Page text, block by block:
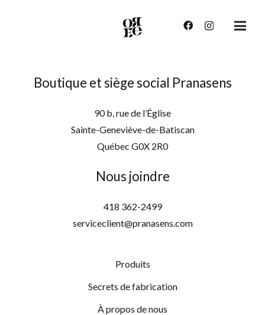
Boutique et siège social Pranasens
90 b, rue de l’Église
Sainte-Geneviève-de-Batiscan
Québec G0X 2R0
Nous joindre
418 362-2499
serviceclient@pranasens.com
Produits
Secrets de fabrication
À propos de nous